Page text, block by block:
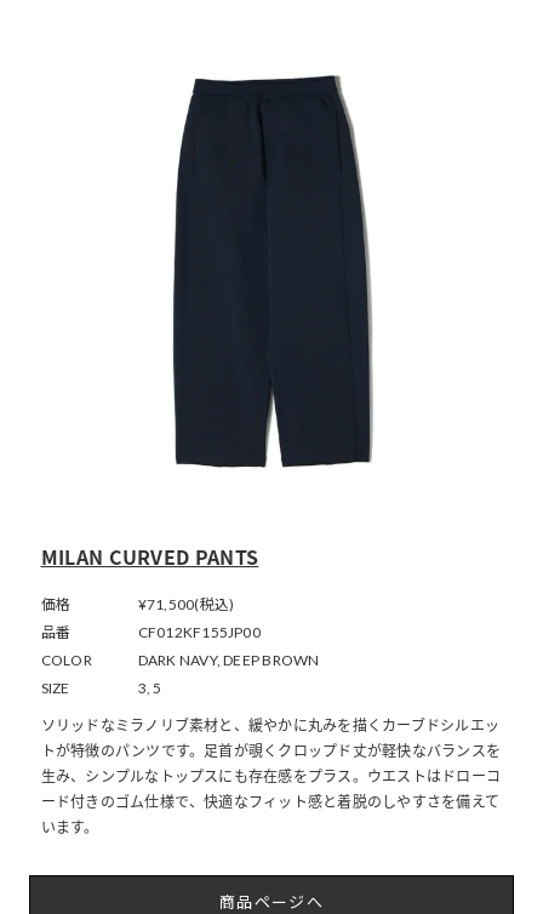
MILAN CURVED PANTS
価格
¥71,500(税込)
品番
CF012KF155JP00
COLOR
DARK NAVY, DEEP BROWN
SIZE
3, 5
ソリッドなミラノリブ素材と、緩やかに丸みを描くカーブドシルエッ
トが特徴のパンツです。足首が覗くクロップド丈が軽快なバランスを
生み、シンプルなトップスにも存在感をプラス。ウエストはドローコ
ード付きのゴム仕様で、快適なフィット感と着脱のしやすさを備えて
います。
商品ページへ